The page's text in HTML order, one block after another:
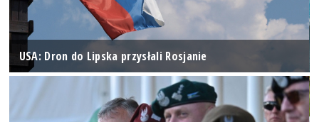
USA: Dron do Lipska przysłali Rosjanie